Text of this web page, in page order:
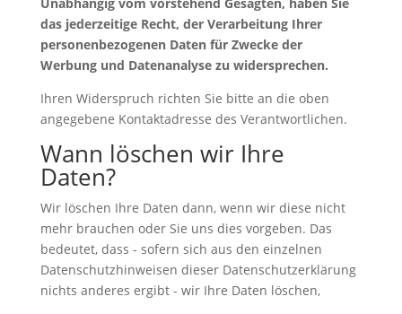
das jederzeitige Recht, der Verarbeitung Ihrer
personenbezogenen Daten für Zwecke der
Werbung und Datenanalyse zu widersprechen.
Ihren Widerspruch richten Sie bitte an die oben
angegebene Kontaktadresse des Verantwortlichen.
Wann löschen wir Ihre
Daten?
Wir löschen Ihre Daten dann, wenn wir diese nicht
mehr brauchen oder Sie uns dies vorgeben. Das
bedeutet, dass - sofern sich aus den einzelnen
Datenschutzhinweisen dieser Datenschutzerklärung
nichts anderes ergibt - wir Ihre Daten löschen,